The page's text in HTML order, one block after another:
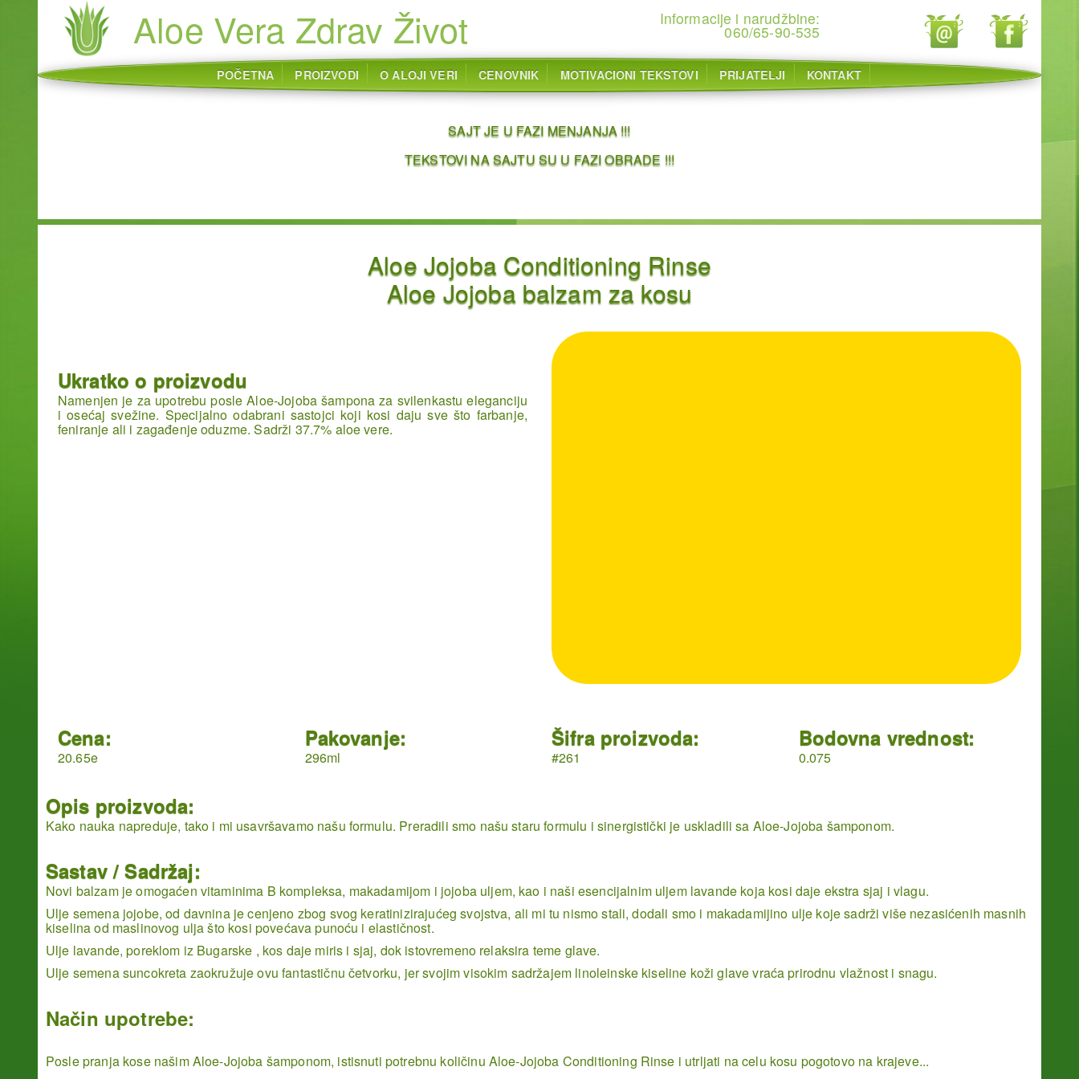
Aloe Vera Zdrav Život Informacije i narudžbine:
060/65-90-535
POČETNA PROIZVODI O ALOJI VERI CENOVNIK MOTIVACIONI TEKSTOVI PRIJATELJI KONTAKT
SAJT JE U FAZI MENJANJA !!!
TEKSTOVI NA SAJTU SU U FAZI OBRADE !!!
Aloe Jojoba Conditioning Rinse
Aloe Jojoba balzam za kosu
Ukratko o proizvodu
Namenjen je za upotrebu posle Aloe-Jojoba šampona za svilenkastu eleganciju
i osećaj svežine. Specijalno odabrani sastojci koji kosi daju sve što farbanje,
feniranje ali i zagađenje oduzme. Sadrži 37.7% aloe vere.
Cena:
20.65e
Pakovanje:
296ml
Šifra proizvoda:
#261
Bodovna vrednost:
0.075
Opis proizvoda:
Kako nauka napreduje, tako i mi usavršavamo našu formulu. Preradili smo našu staru formulu i sinergistički je uskladili sa Aloe-Jojoba šamponom.
Sastav / Sadržaj:
Novi balzam je omogaćen vitaminima B kompleksa, makadamijom i jojoba uljem, kao i naši esencijalnim uljem lavande koja kosi daje ekstra sjaj i vlagu.
Ulje semena jojobe, od davnina je cenjeno zbog svog keratinizirajućeg svojstva, ali mi tu nismo stali, dodali smo i makadamijino ulje koje sadrži više nezasićenih masnih
kiselina od maslinovog ulja što kosi povećava punoću i elastičnost.
Ulje lavande, poreklom iz Bugarske , kos daje miris i sjaj, dok istovremeno relaksira teme glave.
Ulje semena suncokreta zaokružuje ovu fantastičnu četvorku, jer svojim visokim sadržajem linoleinske kiseline koži glave vraća prirodnu vlažnost i snagu.
Način upotrebe:
Posle pranja kose našim Aloe-Jojoba šamponom, istisnuti potrebnu količinu Aloe-Jojoba Conditioning Rinse i utrljati na celu kosu pogotovo na krajeve...